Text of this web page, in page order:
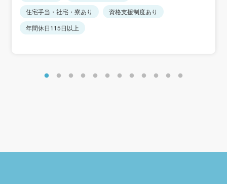
＜想定年収＞
368万5300円～420万3700円
年収約420万円／正社員：高卒17年目・35歳相当
※これまでのキャリアを評価します。
住宅手当・社宅・寮あり
資格支援制度あり
年間休日115日以上